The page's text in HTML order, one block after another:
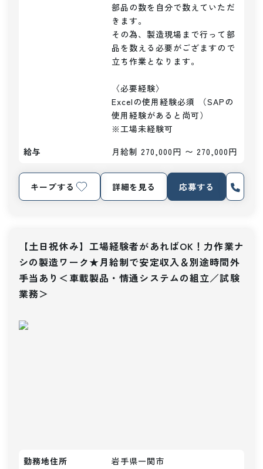
部品の数を自分で数えていただ
きます。
その為、製造現場まで行って部
品を数える必要がござますので
立ち作業となります。
〈必要経験〉
Excelの使用経験必須 （SAPの
使用経験があると尚可）
※工場未経験可
給与
月給制 270,000円 〜 270,000円
キープする 詳細を見る 応募する
【土日祝休み】工場経験者があればOK！力作業ナ
シの製造ワーク★月給制で安定収入＆別途時間外
手当あり＜車載製品・情通システムの組立／試験
業務＞
勤務地住所
岩手県一関市